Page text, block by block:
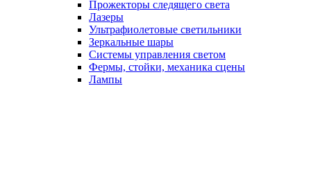
Прожекторы следящего света
Лазеры
Ультрафиолетовые светильники
Зеркальные шары
Системы управления светом
Фермы, стойки, механика сцены
Лампы